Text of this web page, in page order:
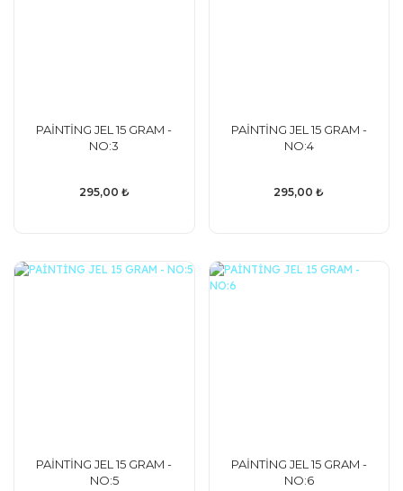
PAİNTİNG JEL 15 GRAM -
NO:3
295,00 ₺
PAİNTİNG JEL 15 GRAM -
NO:4
295,00 ₺
PAİNTİNG JEL 15 GRAM -
NO:5
PAİNTİNG JEL 15 GRAM -
NO:6